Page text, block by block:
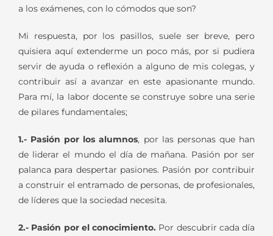
a los exámenes, con lo cómodos que son?
Mi respuesta, por los pasillos, suele ser breve, pero
quisiera aquí extenderme un poco más, por si pudiera
servir de ayuda o reflexión a alguno de mis colegas, y
contribuir así a avanzar en este apasionante mundo.
Para mí, la labor docente se construye sobre una serie
de pilares fundamentales;
1.- Pasión por los alumnos, por las personas que han
de liderar el mundo el día de mañana. Pasión por ser
palanca para despertar pasiones. Pasión por contribuir
a construir el entramado de personas, de profesionales,
de líderes que la sociedad necesita.
2.- Pasión por el conocimiento. Por descubrir cada día